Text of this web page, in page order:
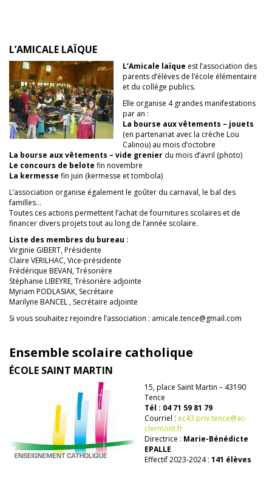
L’AMICALE LAÏQUE
L’Amicale laïque est l’association des
parents d’élèves de l’école élémentaire
et du collège publics.
Elle organise 4 grandes manifestations
par an :
La bourse aux vêtements – jouets
(en partenariat avec la crèche Lou
Calinou) au mois d’octobre
La bourse aux vêtements – vide grenier du mois d’avril (photo)
Le concours de belote fin novembre
La kermesse fin juin (kermesse et tombola)
L’association organise également le goûter du carnaval, le bal des
familles…
Toutes ces actions permettent l’achat de fournitures scolaires et de
financer divers projets tout au long de l’année scolaire.
Liste des membres du bureau :
Virginie GIBERT, Présidente
Claire VERILHAC, Vice-présidente
Frédérique BEVAN, Trésorière
Stéphanie LIBEYRE, Trésorière adjointe
Myriam PODLASIAK, Secrétaire
Marilyne BANCEL , Secrétaire adjointe
Si vous souhaitez rejoindre l’association : amicale.tence@gmail.com
Ensemble scolaire catholique
ÉCOLE SAINT MARTIN
15, place Saint Martin – 43190
Tence
Tél : 04 71 59 81 79
Courriel : ec43.priv.tence@ac-
clermont.fr
Directrice : Marie-Bénédicte
EPALLE
Effectif 2023-2024 : 141 élèves